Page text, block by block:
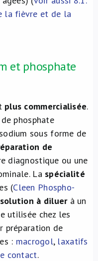
la fièvre et de la
et phosphate
plus commercialisée.
phosphate
sous forme de
de
diagnostique ou une
La spécialité
(Cleen Phospho-
solution à diluer à un
utilisée chez les
préparation de
: macrogol, laxatifs
contact.